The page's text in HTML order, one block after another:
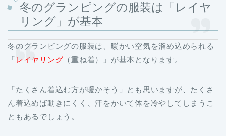
冬のグランピングの服装は「レイヤ
リング」が基本
冬のグランピングの服装は、暖かい空気を溜め込められる
「 レイヤリング （重ね着）」が基本となります。
「たくさん着込む方が暖かそう」とも思いますが、たくさ
ん着込めば動きにくく、汗をかいて体を冷やしてしまうこ
ともあるでしょう。